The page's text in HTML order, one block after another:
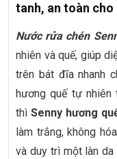
tanh, an toàn cho
Nước rửa chén
nhiên và quế, giúp
trên bát đĩa nhanh
hương quế tự
thì Senny hương
làm trắng, không
và duy trì một làn da